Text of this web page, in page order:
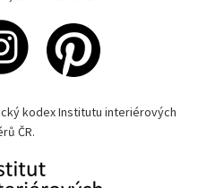
kodex Institutu interiérových
ČR.